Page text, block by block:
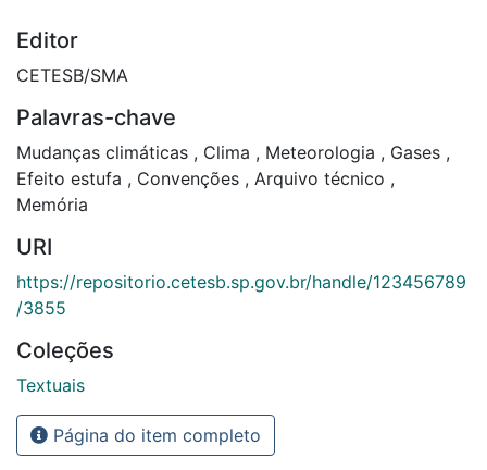
Editor
CETESB/SMA
Palavras-chave
Mudanças climáticas , Clima , Meteorologia , Gases ,
Efeito estufa , Convenções , Arquivo técnico ,
Memória
URI
https://repositorio.cetesb.sp.gov.br/handle/123456789
/3855
Coleções
Textuais
Página do item completo